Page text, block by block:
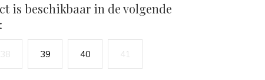
is beschikbaar in de volgende
38 39 40 41